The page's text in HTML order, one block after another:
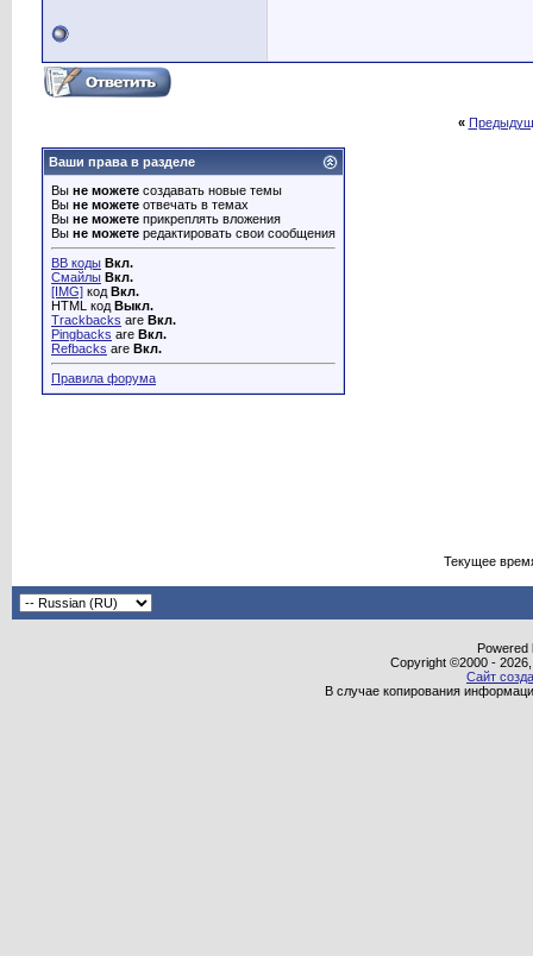
«
Ваши права в разделе
Вы не можете создавать новые темы
Вы не можете отвечать в темах
Вы не можете прикреплять вложения
Вы не можете редактировать свои сообщения
BB коды Вкл.
Смайлы Вкл.
[IMG] код Вкл.
HTML код Выкл.
Trackbacks are Вкл.
Pingbacks are Вкл.
Refbacks are Вкл.
Правила форума
Текущее
Powered
Copyright ©2000 -
Сайт
В случае копирования